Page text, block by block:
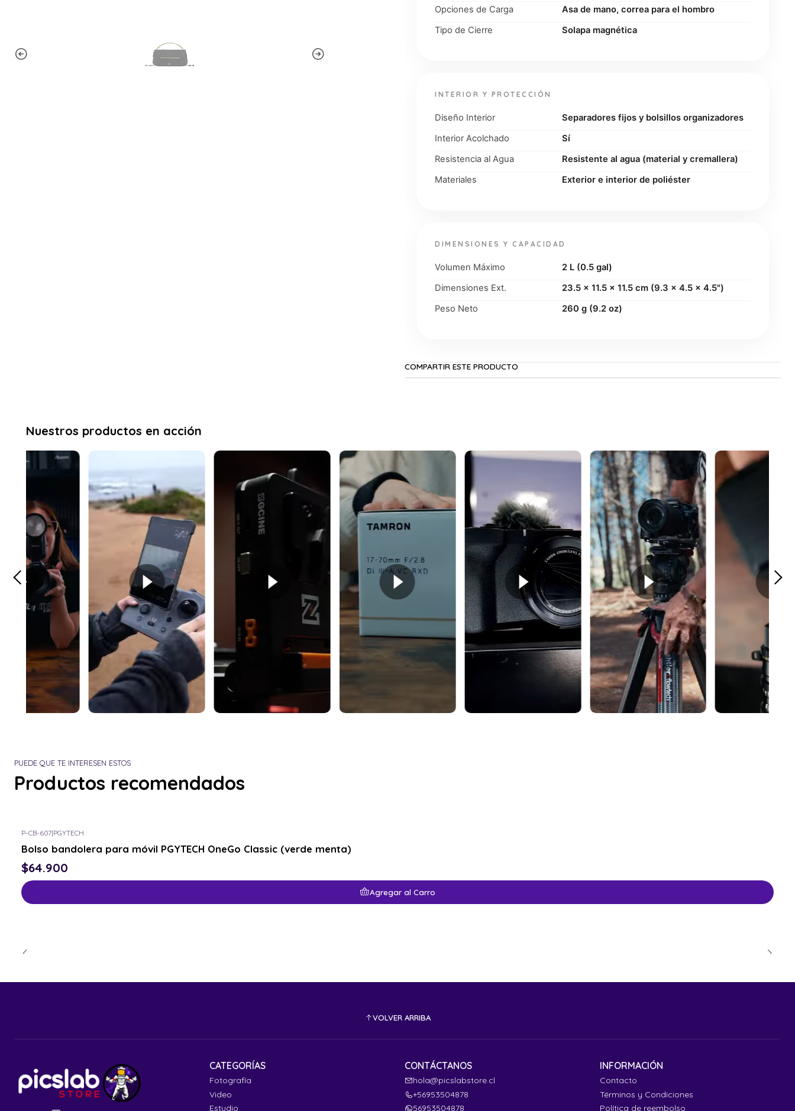
Opciones de Carga
Asa de mano, correa para el hombro
Tipo de Cierre
Solapa magnética
INTERIOR Y PROTECCIÓN
Diseño Interior
Separadores fijos y bolsillos organizadores
Interior Acolchado
Sí
Resistencia al Agua
Resistente al agua (material y cremallera)
Materiales
Exterior e interior de poliéster
DIMENSIONES Y CAPACIDAD
Volumen Máximo
2 L (0.5 gal)
Dimensiones Ext.
23.5 x 11.5 x 11.5 cm (9.3 x 4.5 x 4.5")
Peso Neto
260 g (9.2 oz)
COMPARTIR ESTE PRODUCTO
PUEDE QUE TE INTERESEN ESTOS
Productos recomendados
P-CB-607|PGYTECH
Bolso bandolera para móvil PGYTECH OneGo Classic (verde menta)
$64.900
Agregar al Carro
VOLVER ARRIBA
CATEGORÍAS
Fotografía
Video
Estudio
CONTÁCTANOS
hola@picslabstore.cl
+56953504878
56953504878
INFORMACIÓN
Contacto
Términos y Condiciones
Política de reembolso